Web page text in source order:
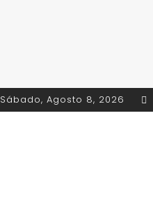
Sábado, Agosto 8, 2026